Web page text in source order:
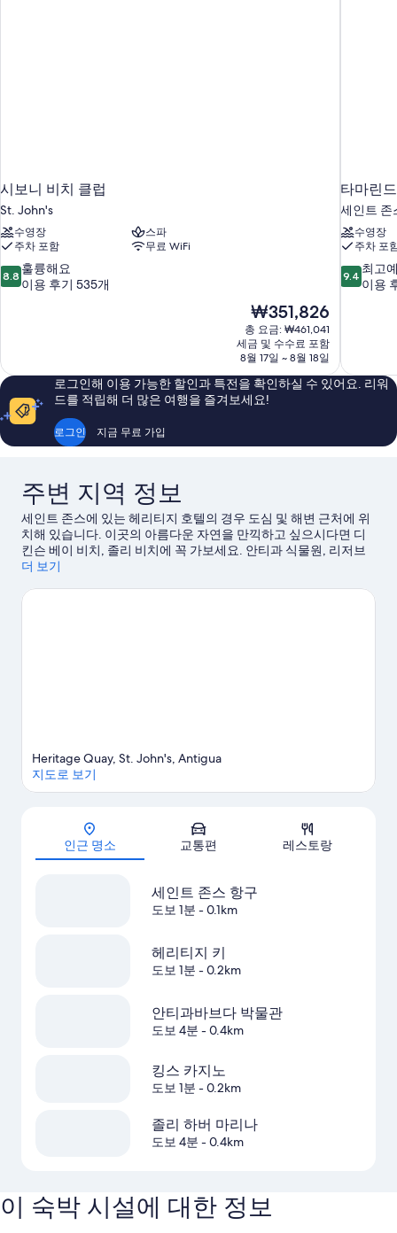
시보니 비치 클럽
St. John's
수영장
스파
주차 포함
무료 WiFi
10
점
점,
훌
해
요,
이
8.8 훌륭해요
이용 후기 535개
현
재
요
금
₩351,826
₩351,826
총 요금: ₩461,041
세금 및 수수료 포함
8월 17일 ~ 8월 18일
타마린
세인트 존
수영장
주차 포
10
점
점,
최
고
이
개
9.4 최고
이용
로그인해 이용 가능한 할인과 특전을 확인하실 수 있어요. 리워
드를 적립해 더 많은 여행을 즐겨보세요!
로그인 지금 무료 가입
주변 지역 정보
세인트 존스에 있는 헤리티지 호텔의 경우 도심 및 해변 근처에 위
치해 있습니다. 이곳의 아름다운 자연을 만끽하고 싶으시다면 디
킨슨 베이 비치, 졸리 비치에 꼭 가보세요. 안티과 식물원, 리저브
와 레인지도 놓치지 마세요.
더 보기
지도
Heritage Quay, St. John's, Antigua
지도로 보기
인근 명소 교통편 레스토랑
세인트 존스 항구
도보 1분 - 0.1km
헤리티지 키
도보 1분 - 0.2km
안티과바브다 박물관
도보 4분 - 0.4km
킹스 카지노
도보 1분 - 0.2km
졸리 하버 마리나
도보 4분 - 0.4km
이 숙박 시설에 대한 정보